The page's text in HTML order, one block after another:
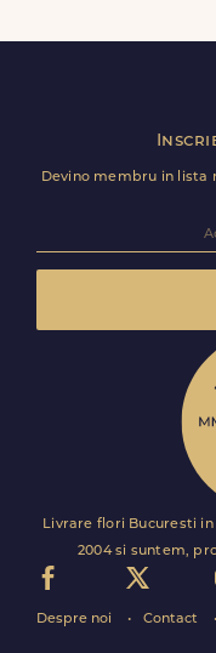
premium direct in
Devino membru in lista
Livrare flori Bucuresti
2004 si suntem,
Despre noi Contact